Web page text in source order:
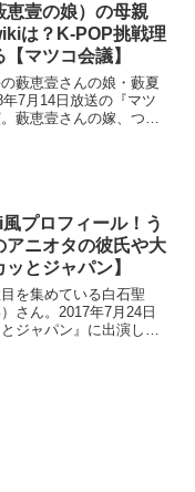
恵壹の娘）の母親
は？K-POP挑戦理
マツコ会議】
藪恵壹さんの娘・藪夏
7月14日放送の『マツ
藪恵壹さんの嫁、つま
プロフィール！う
アニオタの彼氏や大
とジャパン】
を集めている白石聖
さん。2017年7月24日
ジャパン』に出演しま